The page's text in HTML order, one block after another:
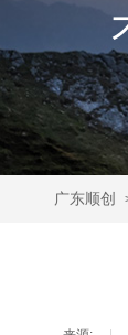
广东顺创